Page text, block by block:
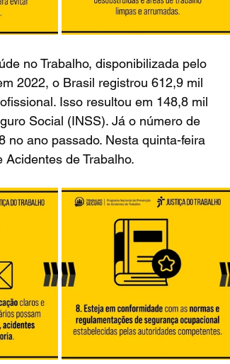
no Trabalho, disponibilizada pelo
2022, o Brasil registrou 612,9 mil
Isso resultou em 148,8 mil
Social (INSS). Já o número de
no ano passado. Nesta quinta-feira
de Trabalho.